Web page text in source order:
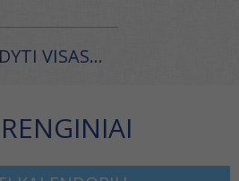
VISAS...